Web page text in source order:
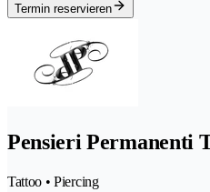
Termin reservieren
Pensieri Permanenti
Tattoo • Piercing